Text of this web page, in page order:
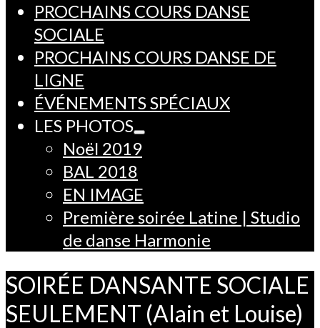
PROCHAINS COURS DANSE
SOCIALE
PROCHAINS COURS DANSE DE
LIGNE
ÉVÉNEMENTS SPÉCIAUX
LES PHOTOS
Noël 2019
BAL 2018
EN IMAGE
Première soirée Latine | Studio
de danse Harmonie
SOIRÉE DANSANTE SOCIALE
SEULEMENT (Alain et Louise)